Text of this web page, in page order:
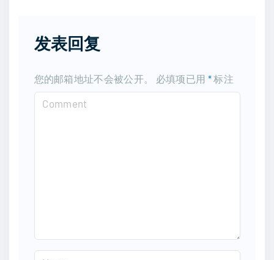
发表回复
您的邮箱地址不会被公开。 必填项已用 *标注